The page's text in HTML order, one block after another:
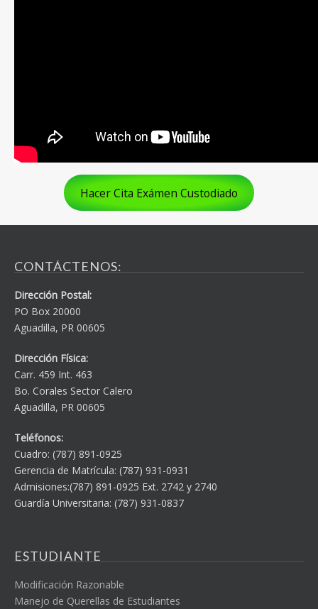
Hacer Cita Exámen Custodiado
CONTÁCTENOS:
Dirección Postal:
PO Box 20000
Aguadilla, PR 00605
Dirección Física:
Carr. 459 Int. 463
Bo. Corales Sector Calero
Aguadilla, PR 00605
Teléfonos:
Cuadro: (787) 891-0925
Gerencia de Matrícula: (787) 931-0931
Admisiones:(787) 891-0925 Ext. 2742 y 2740
Guardía Universitaria: (787) 931-0837
ESTUDIANTE
Modificación Razonable
Manejo de Querellas de Estudiantes